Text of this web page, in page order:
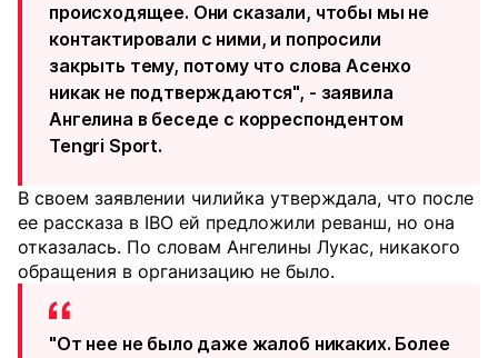
происходящее. Они сказали, чтобы мы не
контактировали с ними, и попросили
закрыть тему, потому что слова Асенхо
никак не подтверждаются", - заявила
Ангелина в беседе с корреспондентом
Tengri Sport.
В своем заявлении чилийка утверждала, что после
ее рассказа в IBO ей предложили реванш, но она
отказалась. По словам Ангелины Лукас, никакого
обращения в организацию не было.
"От нее не было даже жалоб никаких. Более